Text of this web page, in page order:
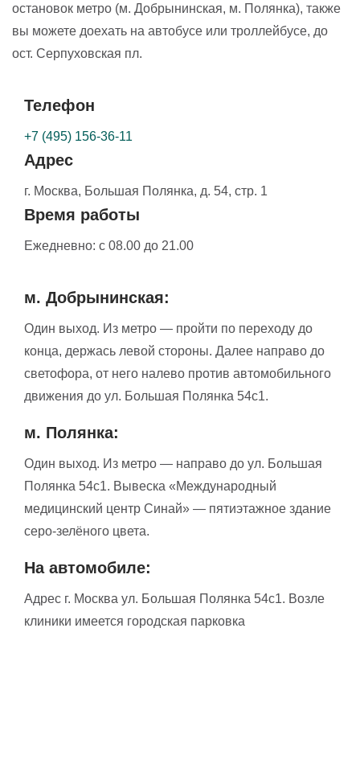
остановок метро (м. Добрынинская, м. Полянка), также
вы можете доехать на автобусе или троллейбусе, до
ост. Серпуховская пл.
Телефон
+7 (495) 156-36-11
Адрес
г. Москва, Большая Полянка, д. 54, стр. 1
Время работы
Ежедневно: с 08.00 до 21.00
м. Добрынинская:
Один выход. Из метро — пройти по переходу до
конца, держась левой стороны. Далее направо до
светофора, от него налево против автомобильного
движения до ул. Большая Полянка 54с1.
м. Полянка:
Один выход. Из метро — направо до ул. Большая
Полянка 54с1. Вывеска «Международный
медицинский центр Синай» — пятиэтажное здание
серо-зелёного цвета.
На автомобиле:
Адрес г. Москва ул. Большая Полянка 54с1. Возле
клиники имеется городская парковка